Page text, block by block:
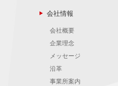
会社情報
会社概要
企業理念
メッセージ
沿革
事業所案内